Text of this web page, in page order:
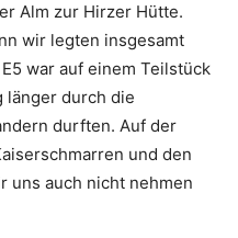
Alm zur Hirzer Hütte.
wir legten insgesamt
war auf einem Teilstück
länger durch die
durften. Auf der
und den
uns auch nicht nehmen